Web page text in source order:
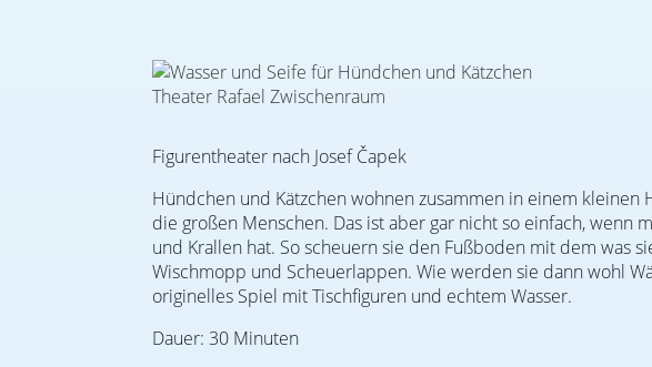
Figurentheater nach Josef Čapek
Hündchen und Kätzchen wohnen zusammen in einem kleinen
die großen Menschen. Das ist aber gar nicht so einfach, wenn
und Krallen hat. So scheuern sie den Fußboden mit dem was
Wischmopp und Scheuerlappen. Wie werden sie dann wohl
originelles Spiel mit Tischfiguren und echtem Wasser.
Dauer: 30 Minuten